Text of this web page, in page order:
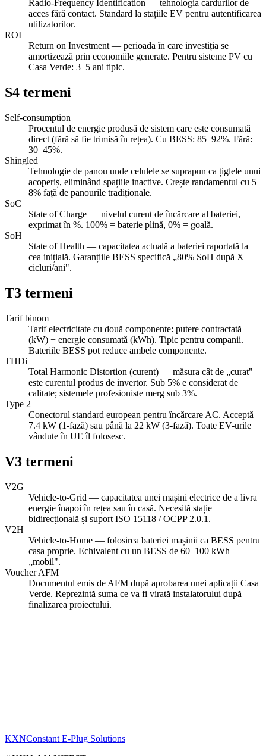
Radio-Frequency Identification — tehnologia cardurilor de
acces fără contact. Standard la stațiile EV pentru autentificarea
utilizatorilor.
ROI
Return on Investment — perioada în care investiția se
amortizează prin economiile generate. Pentru sisteme PV cu
Casa Verde: 3–5 ani tipic.
S4 termeni
Self-consumption
Procentul de energie produsă de sistem care este consumată
direct (fără să fie trimisă în rețea). Cu BESS: 85–92%. Fără:
30–45%.
Shingled
Tehnologie de panou unde celulele se suprapun ca țiglele unui
acoperiș, eliminând spațiile inactive. Crește randamentul cu 5–
8% față de panourile tradiționale.
SoC
State of Charge — nivelul curent de încărcare al bateriei,
exprimat în %. 100% = baterie plină, 0% = goală.
SoH
State of Health — capacitatea actuală a bateriei raportată la
cea inițială. Garanțiile BESS specifică „80% SoH după X
cicluri/ani".
T3 termeni
Tarif binom
Tarif electricitate cu două componente: putere contractată
(kW) + energie consumată (kWh). Tipic pentru companii.
Bateriile BESS pot reduce ambele componente.
THDi
Total Harmonic Distortion (curent) — măsura cât de „curat"
este curentul produs de invertor. Sub 5% e considerat de
calitate; sistemele profesioniste merg sub 3%.
Type 2
Conectorul standard european pentru încărcare AC. Acceptă
7.4 kW (1-fază) sau până la 22 kW (3-fază). Toate EV-urile
vândute în UE îl folosesc.
V3 termeni
V2G
Vehicle-to-Grid — capacitatea unei mașini electrice de a livra
energie înapoi în rețea sau în casă. Necesită stație
bidirecțională și suport ISO 15118 / OCPP 2.0.1.
V2H
Vehicle-to-Home — folosirea bateriei mașinii ca BESS pentru
casa proprie. Echivalent cu un BESS de 60–100 kWh
„mobil".
Voucher AFM
Documentul emis de AFM după aprobarea unei aplicații Casa
Verde. Reprezintă suma ce va fi virată instalatorului după
finalizarea proiectului.
KXNConstant E-Plug Solutions